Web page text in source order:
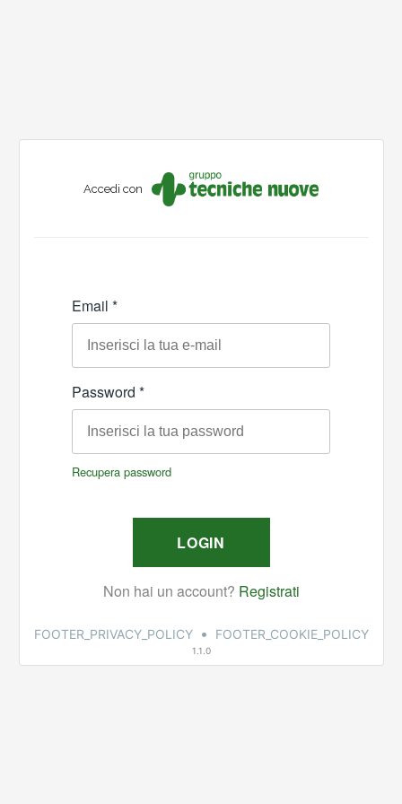
Accedi con
FOOTER_PRIVACY_POLICY • FOOTER_COOKIE_POLICY
1.1.0